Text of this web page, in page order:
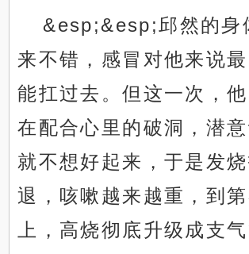
&esp;&esp;邱然的身
来不错，感冒对他来说
能扛过去。但这一次，
在配合心里的破洞，潜
就不想好起来，于是发
退，咳嗽越来越重，到
上，高烧彻底升级成支气